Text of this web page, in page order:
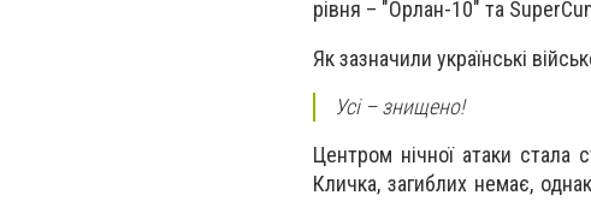
рівня – "Орлан-10" та
Як зазначили українські
Усі – знищено!
Центром нічної атаки стала
Кличка, загиблих немає,